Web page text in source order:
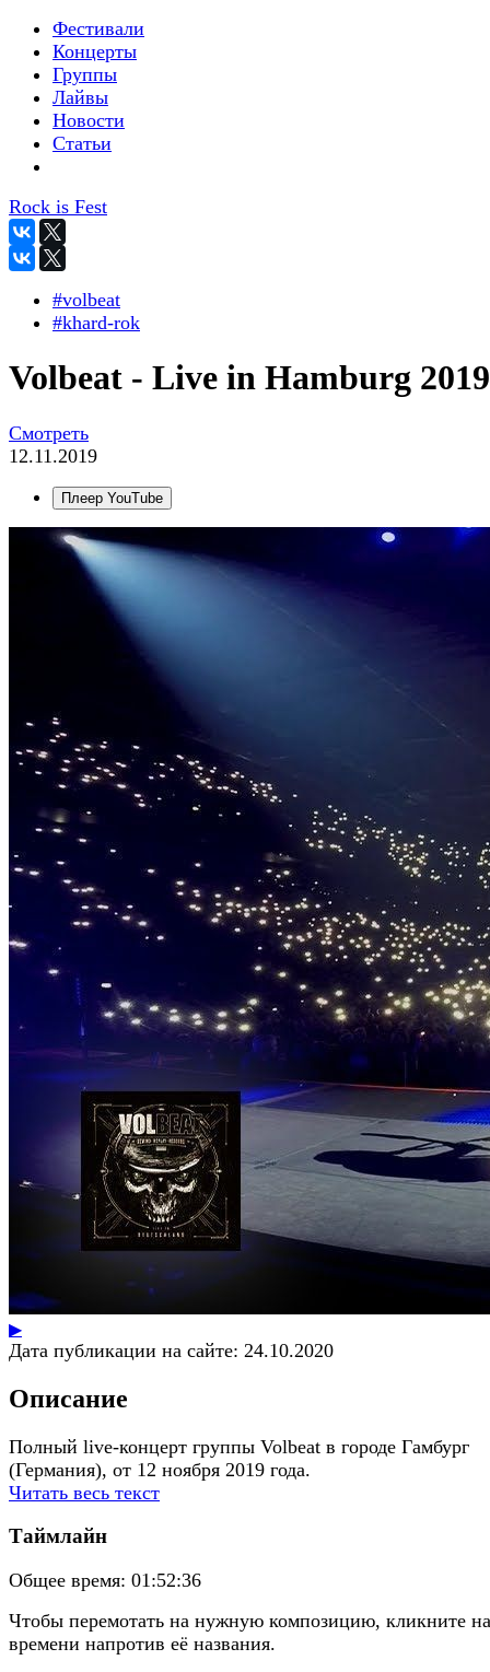
Фестивали
Концерты
Группы
Лайвы
Новости
Статьи
Rock is Fest
#volbeat
#khard-rok
Volbeat - Live in Hamburg 2019
Смотреть
12.11.2019
Плеер YouTube
▶
Дата публикации на сайте: 24.10.2020
Описание
Полный live-концерт группы Volbeat в городе Гамбург
(Германия), от 12 ноября 2019 года.
Читать весь текст
Таймлайн
Общее время: 01:52:36
Чтобы перемотать на нужную композицию, кликните на
времени напротив её названия.